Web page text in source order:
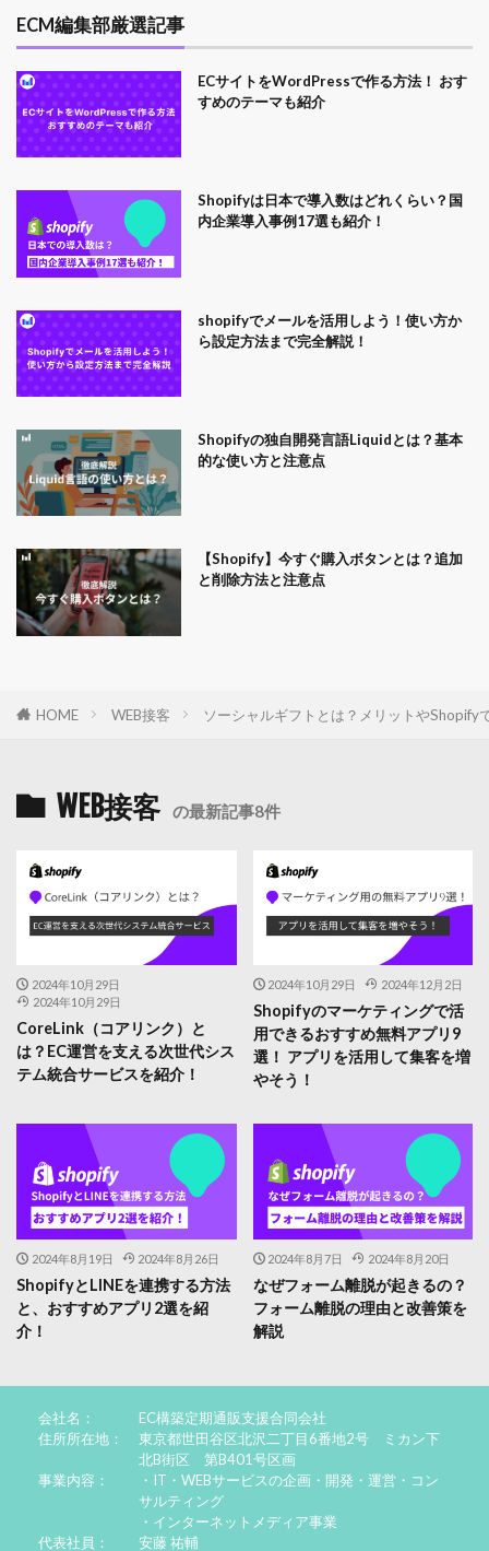
ECM編集部厳選記事
ECサイトをWordPressで作る方法！ おす
すめのテーマも紹介
Shopifyは日本で導入数はどれくらい？国
内企業導入事例17選も紹介！
shopifyでメールを活用しよう！使い方か
ら設定方法まで完全解説！
Shopifyの独自開発言語Liquidとは？基本
的な使い方と注意点
【Shopify】今すぐ購入ボタンとは？追加
と削除方法と注意点
HOME WEB接客 ソーシャルギフトとは？メリットやShopify
WEB接客 の最新記事8件
2024年10月29日
2024年10月29日
CoreLink（コアリンク）と
は？EC運営を支える次世代シス
テム統合サービスを紹介！
2024年10月29日 2024年12月2日
Shopifyのマーケティングで活
用できるおすすめ無料アプリ9
選！ アプリを活用して集客を増
やそう！
2024年8月19日 2024年8月26日
ShopifyとLINEを連携する方法
と、おすすめアプリ2選を紹
介！
2024年8月7日 2024年8月20日
なぜフォーム離脱が起きるの？
フォーム離脱の理由と改善策を
解説
会社名：
EC構築定期通販支援合同会社
住所所在地：
東京都世田谷区北沢二丁目6番地2号 ミカン下
北B街区 第B401号区画
事業内容：
・IT・WEBサービスの企画・開発・運営・コン
サルティング
・インターネットメディア事業
代表社員：
安藤 祐輔